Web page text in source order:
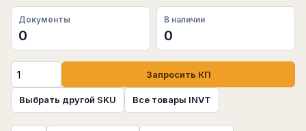
Документы
0
В наличии
0
Запросить КП
Выбрать другой SKU Все товары INVT